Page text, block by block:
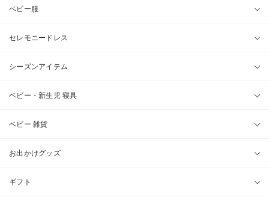
ベビー服
セレモニードレス
シーズンアイテム
ベビー・新生児 寝具
ベビー 雑貨
お出かけグッズ
ギフト